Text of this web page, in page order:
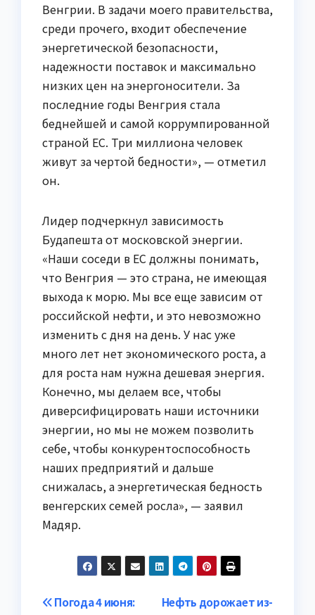
Венгрии. В задачи моего правительства,
среди прочего, входит обеспечение
энергетической безопасности,
надежности поставок и максимально
низких цен на энергоносители. За
последние годы Венгрия стала
беднейшей и самой коррумпированной
страной ЕС. Три миллиона человек
живут за чертой бедности», — отметил
он.
Лидер подчеркнул зависимость
Будапешта от московской энергии.
«Наши соседи в ЕС должны понимать,
что Венгрия — это страна, не имеющая
выхода к морю. Мы все еще зависим от
российской нефти, и это невозможно
изменить с дня на день. У нас уже
много лет нет экономического роста, а
для роста нам нужна дешевая энергия.
Конечно, мы делаем все, чтобы
диверсифицировать наши источники
энергии, но мы не можем позволить
себе, чтобы конкурентоспособность
наших предприятий и дальше
снижалась, а энергетическая бедность
венгерских семей росла», — заявил
Мадяр.
НавигацияНефть дорожает из-
Погода 4 июня: